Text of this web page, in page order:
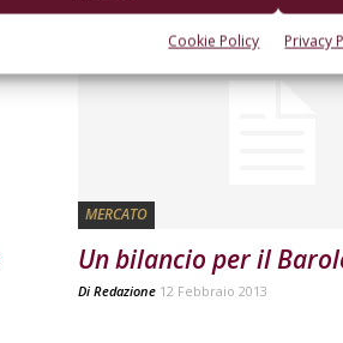
Cookie Policy Privacy
MERCATO
Un bilancio per il
Di Redazione 12 Febbraio 2013